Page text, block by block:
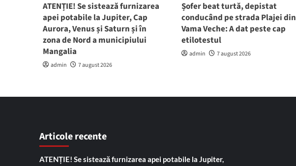
ATENȚIE! Se sistează furnizarea
apei potabile la Jupiter, Cap
Aurora, Venus și Saturn și în
zona de Nord a municipiului
Mangalia
admin 7 august 2026
Șofer beat turtă, depistat
conducând pe strada Plajei din
Vama Veche: A dat peste cap
etilotestul
admin 7 august 2026
Articole recente
ATENȚIE! Se sistează furnizarea apei potabile la Jupiter,